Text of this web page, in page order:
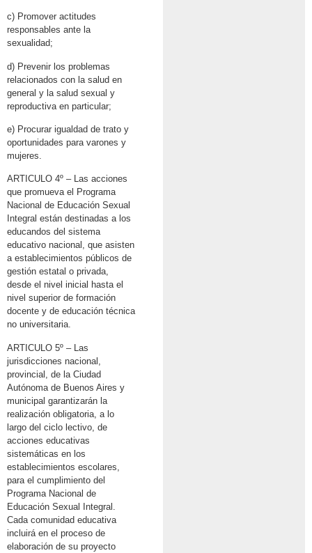
c) Promover actitudes
responsables ante la
sexualidad;
d) Prevenir los problemas
relacionados con la salud en
general y la salud sexual y
reproductiva en particular;
e) Procurar igualdad de trato y
oportunidades para varones y
mujeres.
ARTICULO 4º – Las acciones
que promueva el Programa
Nacional de Educación Sexual
Integral están destinadas a los
educandos del sistema
educativo nacional, que asisten
a establecimientos públicos de
gestión estatal o privada,
desde el nivel inicial hasta el
nivel superior de formación
docente y de educación técnica
no universitaria.
ARTICULO 5º – Las
jurisdicciones nacional,
provincial, de la Ciudad
Autónoma de Buenos Aires y
municipal garantizarán la
realización obligatoria, a lo
largo del ciclo lectivo, de
acciones educativas
sistemáticas en los
establecimientos escolares,
para el cumplimiento del
Programa Nacional de
Educación Sexual Integral.
Cada comunidad educativa
incluirá en el proceso de
elaboración de su proyecto